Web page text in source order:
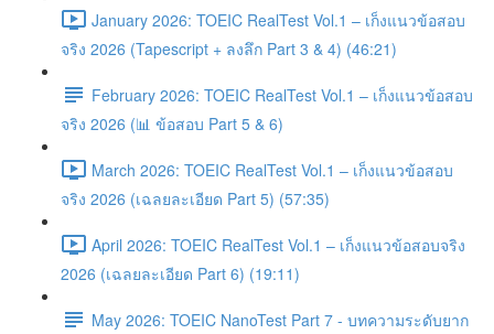
January 2026: TOEIC RealTest Vol.1 – เก็งแนวข้อสอบ
จริง 2026 (Tapescript + ลงลึก Part 3 & 4) (46:21)
February 2026: TOEIC RealTest Vol.1 – เก็งแนวข้อสอบ
จริง 2026 (📊 ข้อสอบ Part 5 & 6)
March 2026: TOEIC RealTest Vol.1 – เก็งแนวข้อสอบ
จริง 2026 (เฉลยละเอียด Part 5) (57:35)
April 2026: TOEIC RealTest Vol.1 – เก็งแนวข้อสอบจริง
2026 (เฉลยละเอียด Part 6) (19:11)
May 2026: TOEIC NanoTest Part 7 - บทความระดับยาก